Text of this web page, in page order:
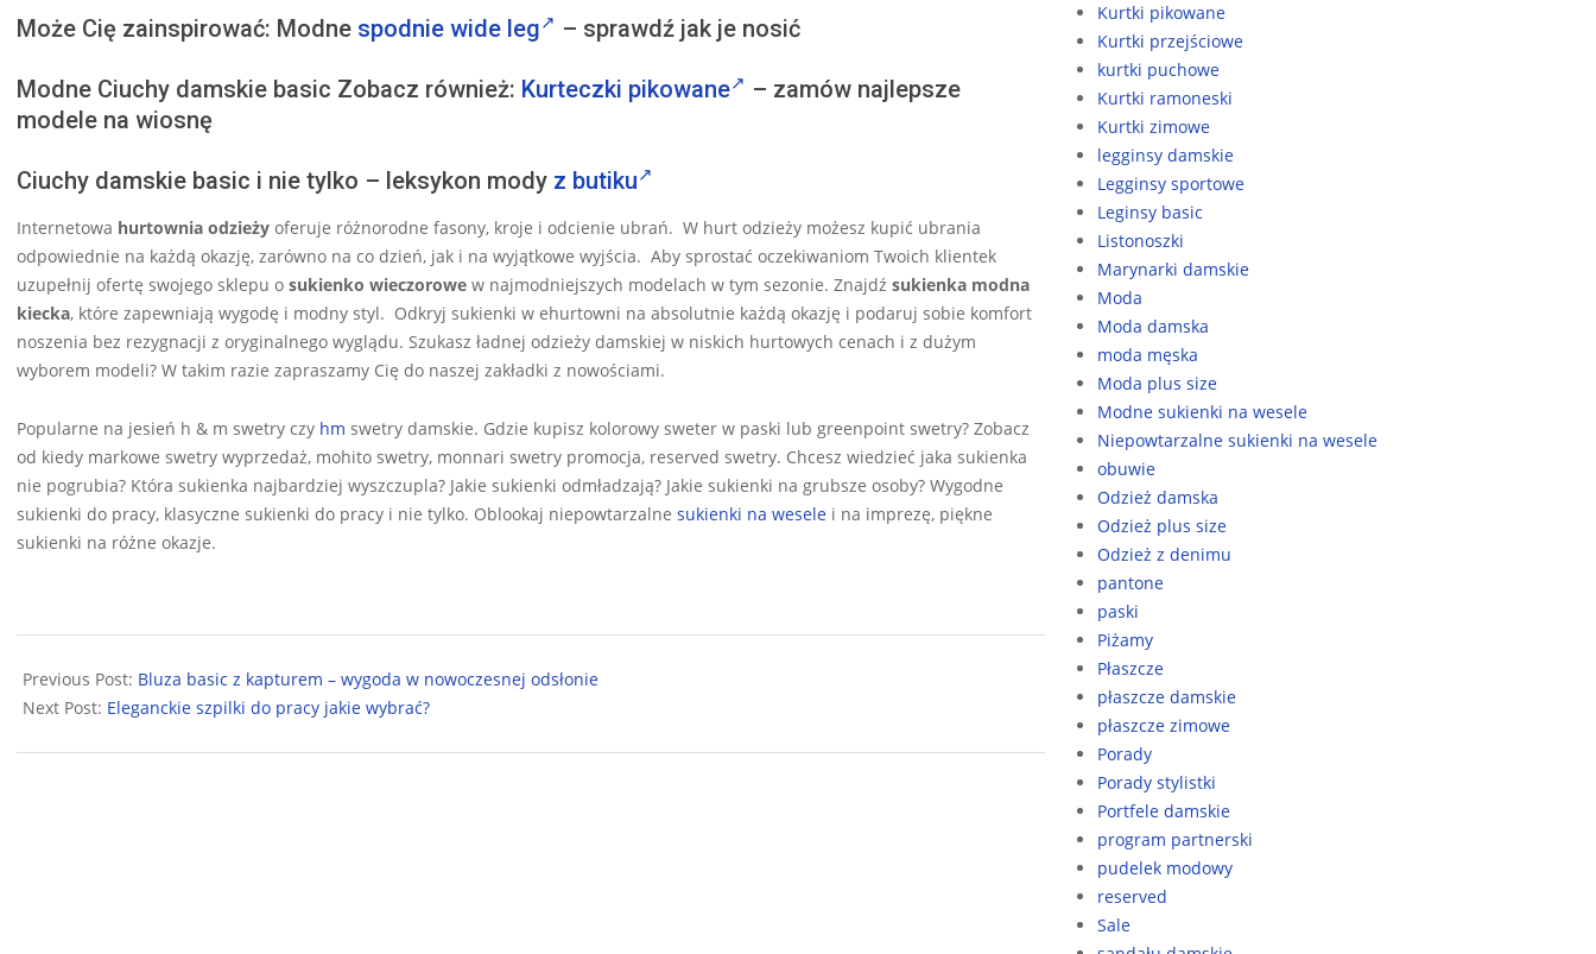
Może Cię zainspirować: Modne spodnie wide leg – sprawdź jak je nosić
Modne Ciuchy damskie basic Zobacz również: Kurteczki pikowane
– zamów najlepsze
modele na wiosnę
Ciuchy damskie basic i nie tylko – leksykon mody z butiku
Internetowa hurtownia odzieży oferuje różnorodne fasony, kroje i odcienie ubrań. W hurt odzieży możesz kupić ubrania
odpowiednie na każdą okazję, zarówno na co dzień, jak i na wyjątkowe wyjścia. Aby sprostać oczekiwaniom Twoich klientek
uzupełnij ofertę swojego sklepu o sukienko wieczorowe w najmodniejszych modelach w tym sezonie. Znajdź sukienka modna
kiecka, które zapewniają wygodę i modny styl. Odkryj sukienki w ehurtowni na absolutnie każdą okazję i podaruj sobie komfort
noszenia bez rezygnacji z oryginalnego wyglądu. Szukasz ładnej odzieży damskiej w niskich hurtowych cenach i z dużym
wyborem modeli? W takim razie zapraszamy Cię do naszej zakładki z nowościami.
Popularne na jesień h & m swetry czy hm swetry damskie. Gdzie kupisz kolorowy sweter w paski lub greenpoint swetry? Zobacz
od kiedy markowe swetry wyprzedaż, mohito swetry, monnari swetry promocja, reserved swetry. Chcesz wiedzieć jaka sukienka
nie pogrubia? Która sukienka najbardziej wyszczupla? Jakie sukienki odmładzają? Jakie sukienki na grubsze osoby? Wygodne
sukienki do pracy, klasyczne sukienki do pracy i nie tylko. Oblookaj niepowtarzalne sukienki na wesele i na imprezę, piękne
sukienki na różne okazje.
10-
14
Previous Post: Bluza basic z kapturem – wygoda w nowoczesnej odsłonie
Next Post: Eleganckie szpilki do pracy jakie wybrać?
Kurtki pikowane
Kurtki przejściowe
kurtki puchowe
Kurtki ramoneski
Kurtki zimowe
legginsy damskie
Legginsy sportowe
Leginsy basic
Listonoszki
Marynarki damskie
Moda
Moda damska
moda męska
Moda plus size
Modne sukienki na wesele
Niepowtarzalne sukienki na wesele
obuwie
Odzież damska
Odzież plus size
Odzież z denimu
pantone
paski
Piżamy
Płaszcze
płaszcze damskie
płaszcze zimowe
Porady
Porady stylistki
Portfele damskie
program partnerski
pudelek modowy
reserved
Sale